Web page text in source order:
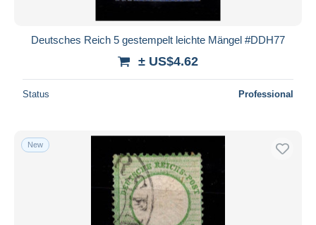
Deutsches Reich 5 gestempelt leichte Mängel #DDH77
± US$4.62
Status Professional
New